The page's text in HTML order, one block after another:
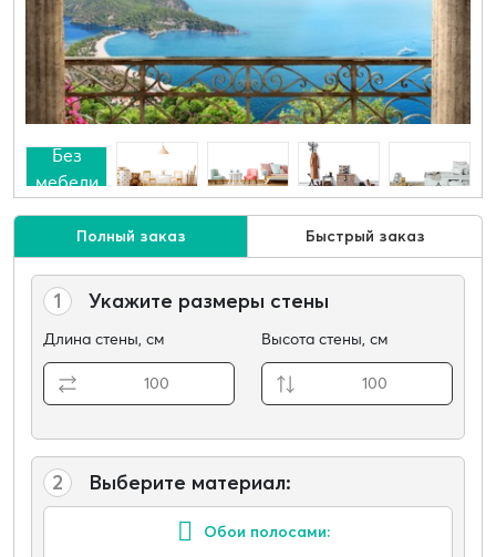
Без
мебели
Полный заказ Быстрый заказ
1 Укажите размеры стены
Длина стены, см Высота стены, см
2 Выберите материал:
Обои полосами: